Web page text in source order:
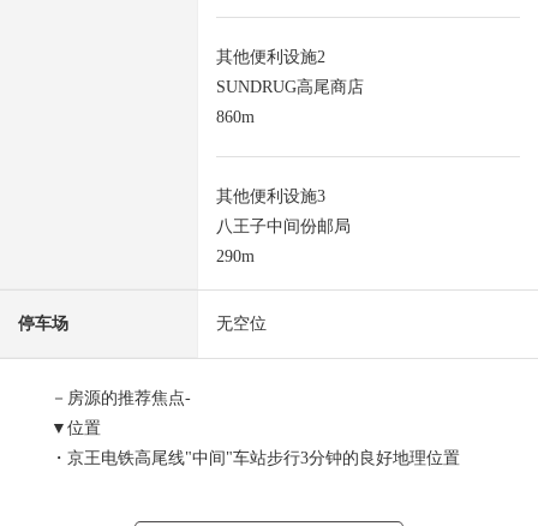
其他便利设施2
SUNDRUG高尾商店
860m
其他便利设施3
八王子中间份邮局
290m
停车场 无空位
－房源的推荐焦点-
▼位置
・京王电铁高尾线"中间"车站步行3分钟的良好地理位置